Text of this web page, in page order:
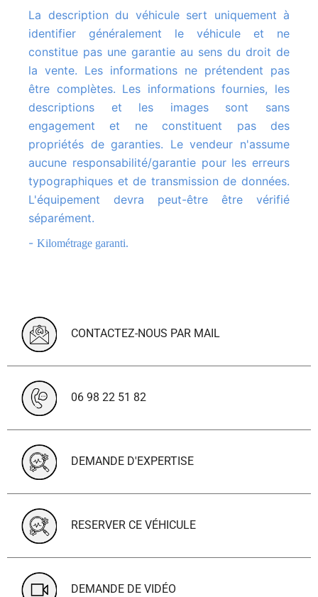
La description du véhicule sert uniquement à
identifier généralement le véhicule et ne
constitue pas une garantie au sens du droit de
la vente. Les informations ne prétendent pas
être complètes. Les informations fournies, les
descriptions et les images sont sans
engagement et ne constituent pas des
propriétés de garanties. Le vendeur n'assume
aucune responsabilité/garantie pour les erreurs
typographiques et de transmission de données.
L'équipement devra peut-être être vérifié
séparément.
Kilométrage garanti.
CONTACTEZ-NOUS PAR MAIL
06 98 22 51 82
DEMANDE D'EXPERTISE
RESERVER CE VÉHICULE
DEMANDE DE VIDÉO